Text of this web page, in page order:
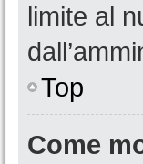
limite al
Top
Come